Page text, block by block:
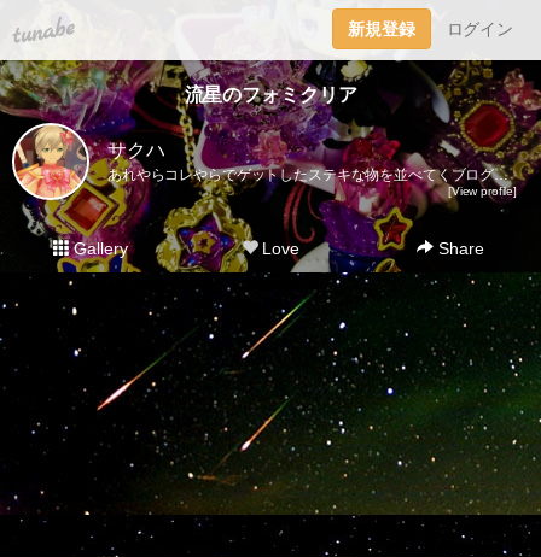
tuna.be 新規登録 ログイン
流星のフォミクリア
サクハ
あれやらコレやらでゲットしたステキな物を並べてくブログ。レアなものからそーでもないものまでジャンル問わずいろいろ載っけて行きます。主観ですが魔女っ子系（女児アニメ）やチープトイ、メッキのキラキラしたものは「キラキラかわいいもの」でまとめてみました。お探しの方はそちらのタグを見ていただくと便利です！ルミティアが出る度にダークカラーをゲットするので並べてみました。パクト、ステッキ2、ジュエルは完全に運です。それ以降はオープンパッケージなので買いやすくて助かります。写真が差し替えても変わらないバグ？が発生してるみたいです…追記ありで写真と内容が合わない記事がありますが気にせずお待ちください…正直コメントは気分でつけたりつけなかったりしてます。過去記事に追加があったり逆に消えてたりするのはその為。シリーズ物で見たいときは記事下やサイドバーにあるタグを使うと早いです。※お譲りや売買はいかなる物もいたしておりません。また、写真の無断転載も禁止しております。本館（ドール、雑貨ブログ）→http://blog.livedoor.jp/watanabeco/別館（ゲーム、イラストブログ）→http://sunphysics.blog.shinobi.jp/ツイッター本垢 ＠Sakuha3983 https://twitter.com/Sakuha3983趣味垢 @arukakirakira https://twitter.com/arukakirakira
[View profile]
Gallery Love Share